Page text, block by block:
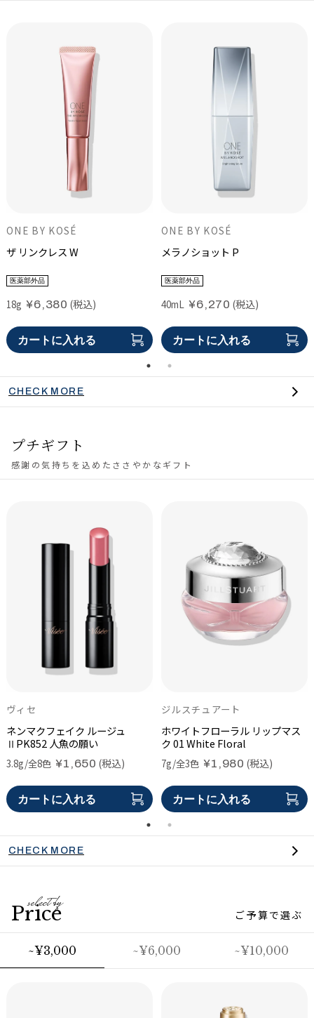
ONE BY KOSÉ
ザ リンクレス W
医薬部外品
18g ¥6,380 (税込)
カートに入れる
ONE BY KOSÉ
メラノショット P
医薬部外品
40mL ¥6,270 (税込)
カートに入れる
CHECK MORE
プチギフト
感謝の気持ちを込めたささやかなギフト
ヴィセ
ネンマクフェイク ルージュ
Ⅱ PK852 人魚の願い
3.8g/全8色 ¥1,650 (税込)
カートに入れる
ジルスチュアート
ホワイトフローラル リップマス
ク01 White Floral
7g/全3色 ¥1,980 (税込)
カートに入れる
CHECK MORE
select by
Price ご予算で選ぶ
~¥3,000 ~¥6,000 ~¥10,000